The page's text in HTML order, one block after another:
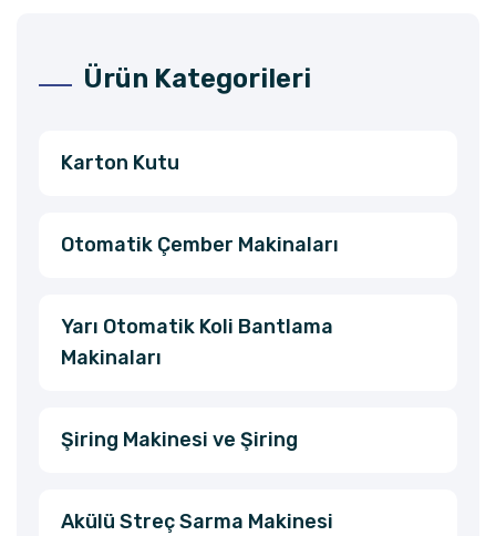
Ürün Kategorileri
Karton Kutu
Otomatik Çember Makinaları
Yarı Otomatik Koli Bantlama
Makinaları
Şiring Makinesi ve Şiring
Akülü Streç Sarma Makinesi